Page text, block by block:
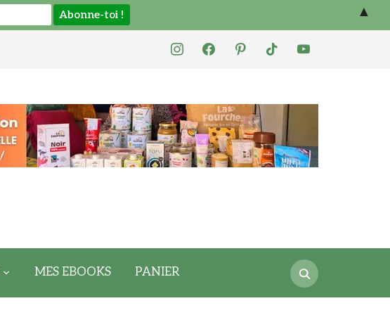
instagramfacebookpinteresttiktok youtube
Search
for:
MES EBOOKS PANIER
▲